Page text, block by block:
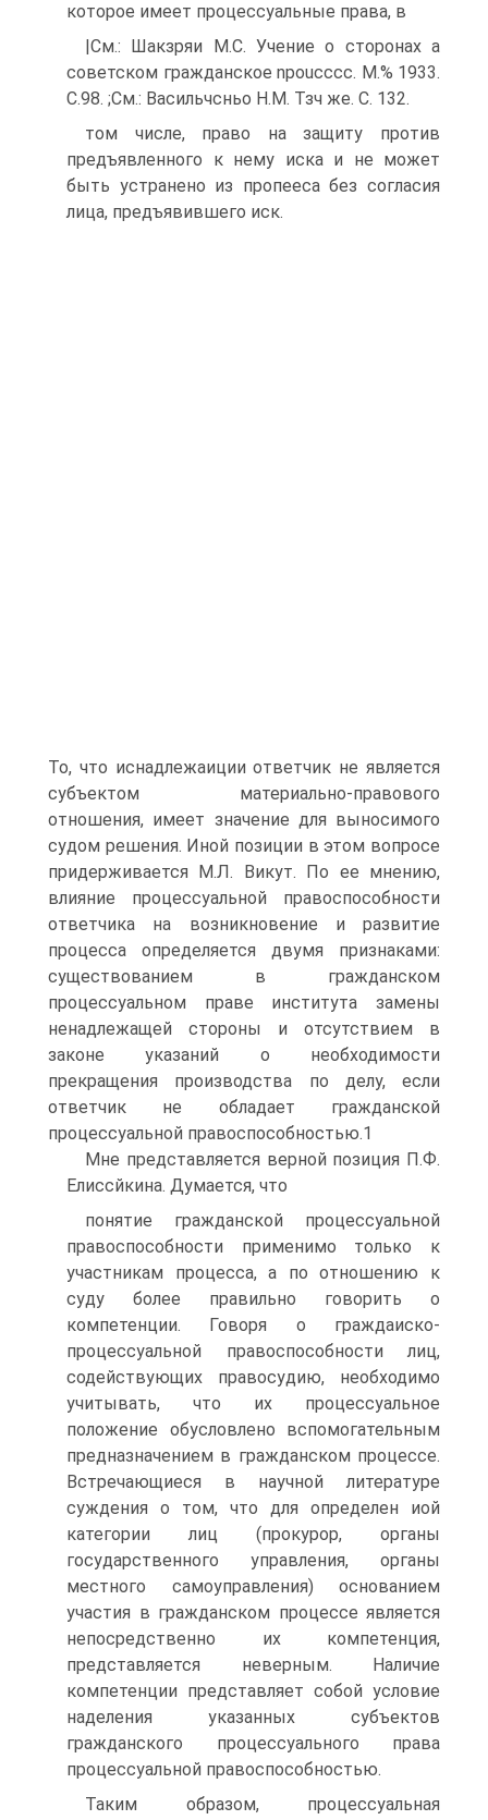
которое имеет процессуальные права, в
|См.: Шакзряи М.С. Учение о сторонах а
советском гражданское npoucccc. М.% 1933.
C.98. ;См.: Васильчсньо Н.М. Тзч же. С. 132.
том числе, право на защиту против
предъявленного к нему иска и не может
быть устранено из пропееса без согласия
лица, предъявившего иск.
То, что иснадлежаиции ответчик не является
субъектом материально-правового
отношения, имеет значение для выносимого
судом решения. Иной позиции в этом вопросе
придерживается М.Л. Викут. По ее мнению,
влияние процессуальной правоспособности
ответчика на возникновение и развитие
процесса определяется двумя признаками:
существованием в гражданском
процессуальном праве института замены
ненадлежащей стороны и отсутствием в
законе указаний о необходимости
прекращения производства по делу, если
ответчик не обладает гражданской
процессуальной правоспособностью.1
Мне представляется верной позиция П.Ф.
Елиссйкина. Думается, что
понятие гражданской процессуальной
правоспособности применимо только к
участникам процесса, а по отношению к
суду более правильно говорить о
компетенции. Говоря о граждаиско-
процессуальной правоспособности лиц,
содействующих правосудию, необходимо
учитывать, что их процессуальное
положение обусловлено вспомогательным
предназначением в гражданском процессе.
Встречающиеся в научной литературе
суждения о том, что для определен иой
категории лиц (прокурор, органы
государственного управления, органы
местного самоуправления) основанием
участия в гражданском процессе является
непосредственно их компетенция,
представляется неверным. Наличие
компетенции представляет собой условие
наделения указанных субъектов
гражданского процессуального права
процессуальной правоспособностью.
Таким образом, процессуальная